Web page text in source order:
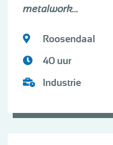
metalwork...
Roosendaal
40 uur
Industrie